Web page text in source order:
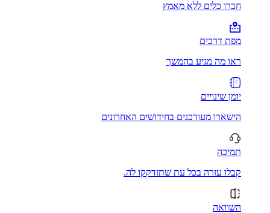
חברו כלים ללא מאמץ
מפת דרכים
ראו מה מגיע בהמשך
יומן שינויים
הישארו מעודכנים בחידושים האחרונים
תמיכה
קבלו עזרה בכל עת שתזדקקו לה.
השוואה